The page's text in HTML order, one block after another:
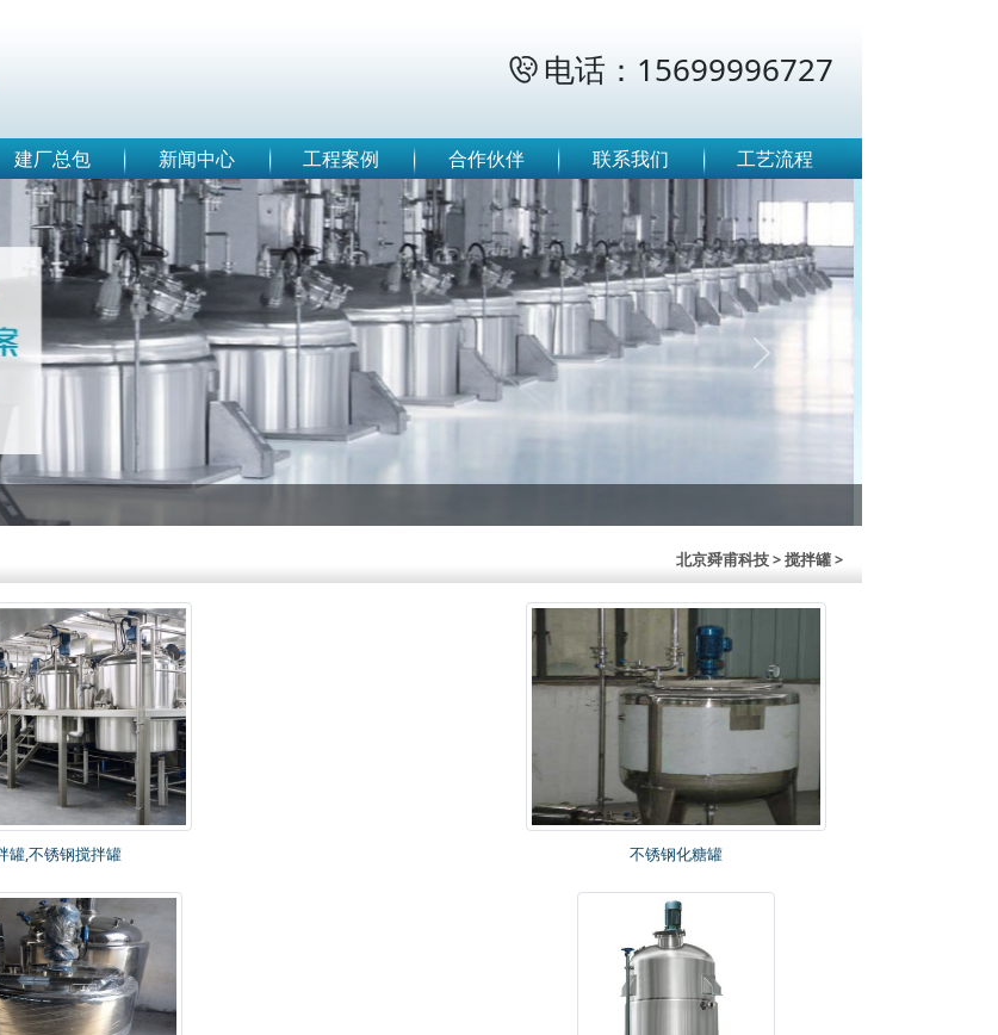
 电话：15699996727
建厂总包 新闻中心 工程案例 合作伙伴 联系我们 工艺流程
Next
北京舜甫科技> 搅拌罐 >
罐,不锈钢搅拌罐 不锈钢化糖罐